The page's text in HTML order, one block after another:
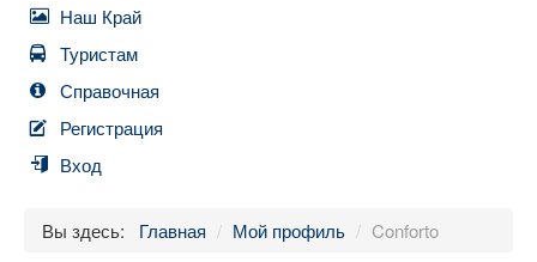
Наш Край
Туристам
Справочная
Регистрация
Вход
Вы здесь: Главная / Мой профиль / Conforto